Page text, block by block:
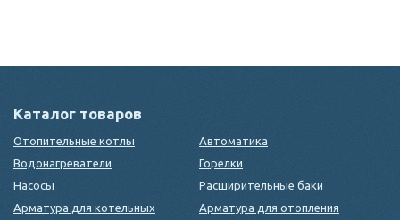
Каталог товаров
Отопительные котлы
Автоматика
Водонагреватели
Горелки
Насосы
Расширительные баки
Арматура для котельных
Арматура для отопления